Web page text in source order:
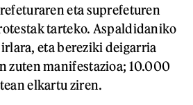
eta suprefeturen
tarteko. Aspaldidaniko
eta bereziki deigarria
zuten manifestazioa; 10.000
elkartu ziren.